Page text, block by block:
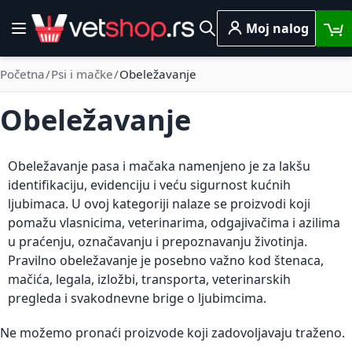
Skip to Content
Toggle Nav
Pretraga
Moj nalog
Početna Psi i mačke Obeležavanje
Obeležavanje
Obeležavanje pasa i mačaka namenjeno je za lakšu
identifikaciju, evidenciju i veću sigurnost kućnih
ljubimaca. U ovoj kategoriji nalaze se proizvodi koji
pomažu vlasnicima, veterinarima, odgajivačima i azilima
u praćenju, označavanju i prepoznavanju životinja.
Pravilno obeležavanje je posebno važno kod štenaca,
mačića, legala, izložbi, transporta, veterinarskih
pregleda i svakodnevne brige o ljubimcima.
Ne možemo pronaći proizvode koji zadovoljavaju traženo.